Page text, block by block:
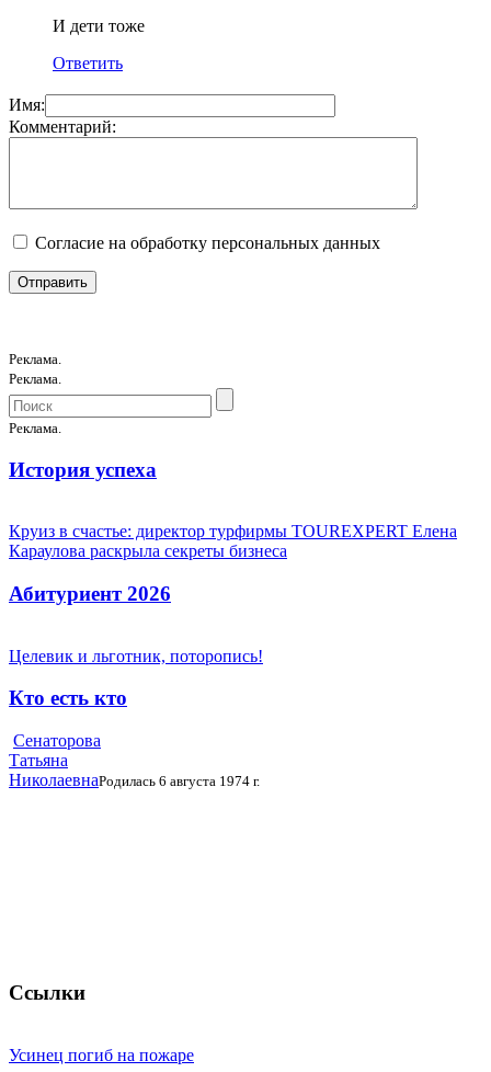
И дети тоже
Ответить
Имя:
Комментарий:
Согласие на обработку персональных данных
Реклама.
Реклама.
Реклама.
История успеха
Круиз в счастье: директор турфирмы TOUREXPERT Елена
Караулова раскрыла секреты бизнеса
Абитуриент 2026
Целевик и льготник, поторопись!
Кто есть кто
Сенаторова
Татьяна
НиколаевнаРодилась 6 августа 1974 г.
Ссылки
Усинец погиб на пожаре